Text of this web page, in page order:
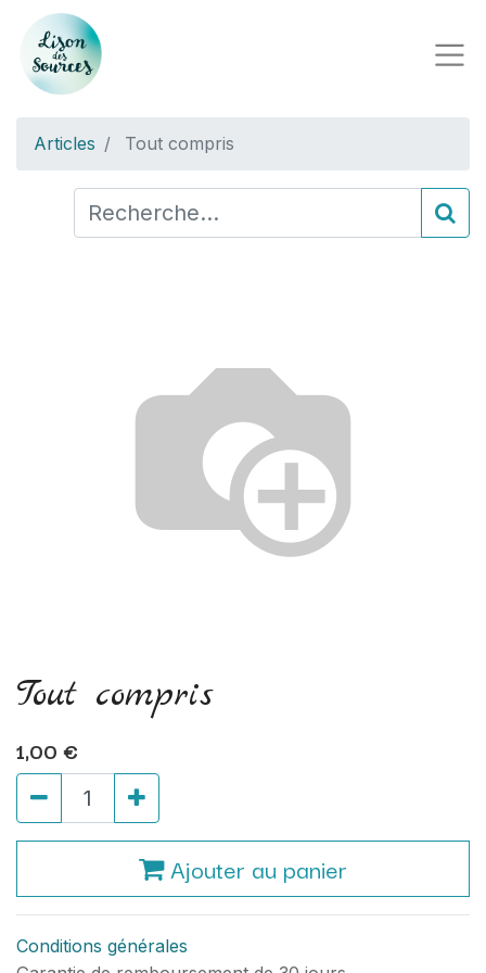
Articles Tout compris
Tout compris
1,00€
Ajouter au panier
Conditions générales